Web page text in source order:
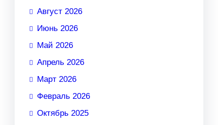
Август 2026
Июнь 2026
Май 2026
Апрель 2026
Март 2026
Февраль 2026
Октябрь 2025